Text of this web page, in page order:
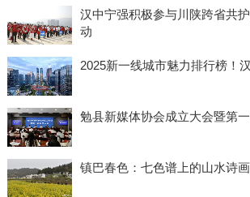
汉中宁强积极参与川陕跨省共
动
2025新一线城市魅力排行榜！
勉县新媒体协会成立大会暨第
镇巴春色：七色谱上的山水诗画